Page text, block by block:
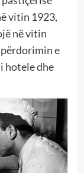
vitin 1923,
në vitin
e
hotele dhe